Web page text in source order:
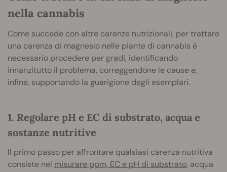
nella cannabis
Come succede con altre carenze nutrizionali, per trattare
una carenza di magnesio nelle piante di cannabis è
necessario procedere per gradi, identificando
innanzitutto il problema, correggendone le cause e,
infine, supportando la guarigione degli esemplari.
1. Regolare pH e EC di substrato, acqua e
sostanze nutritive
Il primo passo per affrontare qualsiasi carenza nutritiva
consiste nel misurare ppm, EC e pH di substrato, acqua